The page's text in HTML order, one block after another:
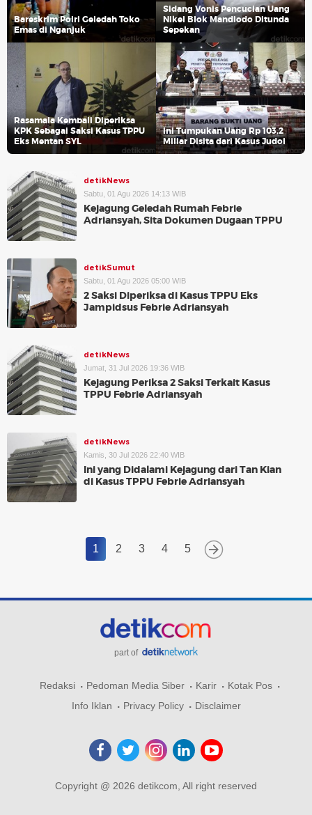
Bareskrim Polri Geledah Toko
Emas di Nganjuk
Sidang Vonis Pencucian Uang
Nikel Blok Mandiodo Ditunda
Sepekan
Rasamala Kembali Diperiksa
KPK Sebagai Saksi Kasus TPPU
Eks Mentan SYL
Ini Tumpukan Uang Rp 103,2
Miliar Disita dari Kasus Judol
detikNews
Sabtu, 01 Agu 2026 14:13 WIB
Kejagung Geledah Rumah Febrie
Adriansyah, Sita Dokumen Dugaan TPPU
detikSumut
Sabtu, 01 Agu 2026 05:00 WIB
2 Saksi Diperiksa di Kasus TPPU Eks
Jampidsus Febrie Adriansyah
detikNews
Jumat, 31 Jul 2026 19:36 WIB
Kejagung Periksa 2 Saksi Terkait Kasus
TPPU Febrie Adriansyah
detikNews
Kamis, 30 Jul 2026 22:40 WIB
Ini yang Didalami Kejagung dari Tan Kian
di Kasus TPPU Febrie Adriansyah
1 2 3 4 5
part of
Redaksi Pedoman Media Siber Karir
Kotak Pos
Info Iklan
Privacy Policy Disclaimer
Copyright @ 2026 detikcom, All right reserved